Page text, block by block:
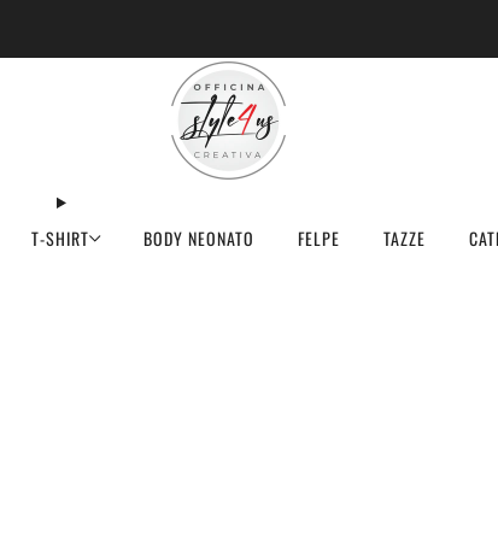
T-SHIRT BODY NEONATO FELPE TAZZE